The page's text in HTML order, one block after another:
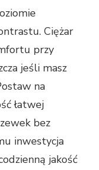
Ciężar
przy
jeśli masz
na
łatwej
bez
inwestycja
jakość